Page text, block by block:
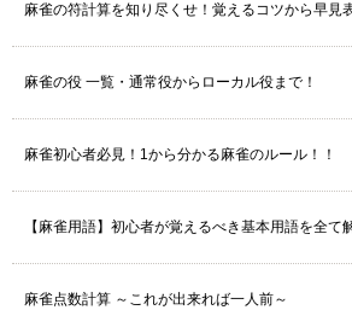
麻雀の符計算を知り尽くせ！覚えるコツから早見
麻雀の役 一覧・通常役からローカル役まで！
麻雀初心者必見！1から分かる麻雀のルール！！
【麻雀用語】初心者が覚えるべき基本用語を全て
麻雀点数計算 ～これが出来れば一人前～